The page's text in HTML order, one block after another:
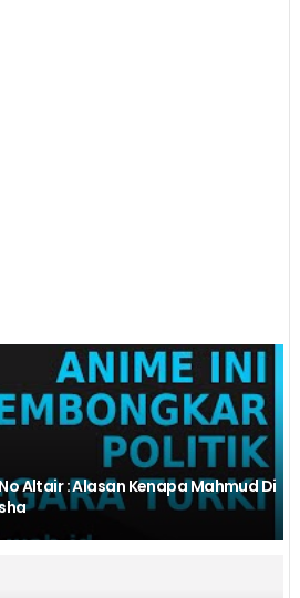
Altair : Alasan Kenapa Mahmud Di